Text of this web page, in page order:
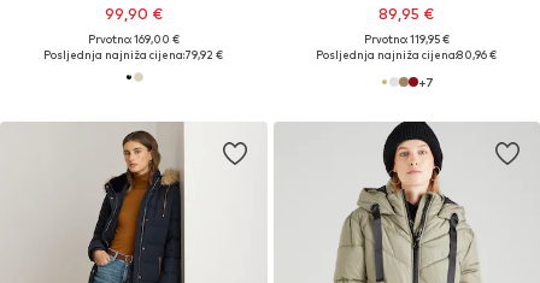
99,90 €
Prvotno: 169,00 €
Posljednja najniža cijena:79,92 €
89,95 €
Prvotno: 119,95 €
Posljednja najniža cijena:80,96 €
+7